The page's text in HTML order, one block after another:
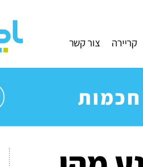
קריירה צור קשר